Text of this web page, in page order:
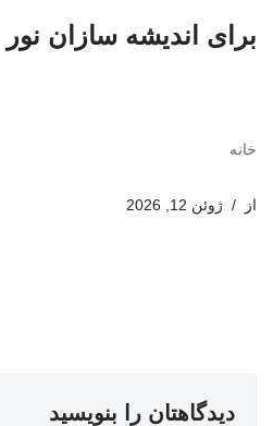
برای اندیشه سازان نور
خانه
از ژوئن 12, 2026
دیدگاهتان را بنویسید